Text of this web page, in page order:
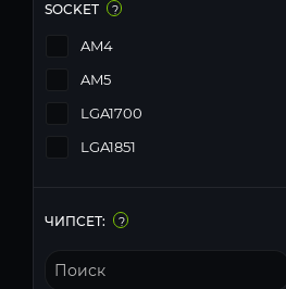
SOCKET ?
AM4
AM5
LGA1700
LGA1851
ЧИПСЕТ: ?